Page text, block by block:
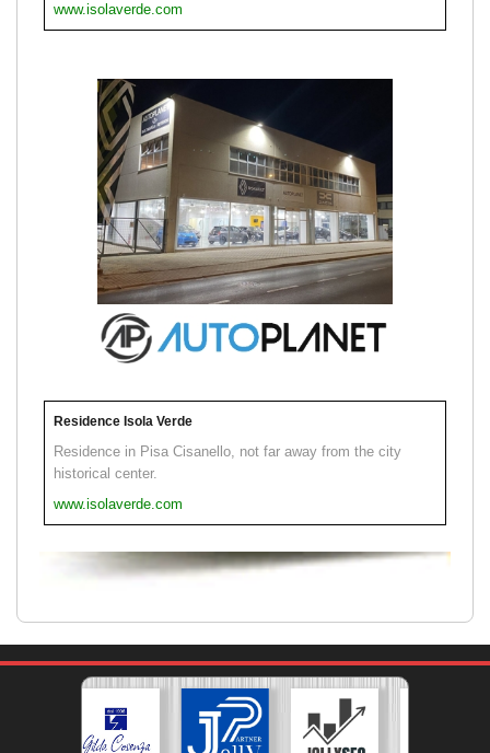
www.isolaverde.com
Residence Isola Verde
Residence in Pisa Cisanello, not far away from the city
historical center.
www.isolaverde.com